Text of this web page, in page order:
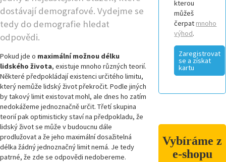
dostávají demografové. Vydejme se
tedy do demografie hledat
odpovědi.
Pokud jde o maximální možnou délku
lidského života, existuje mnoho různých teorií.
Některé předpokládají existenci určitého limitu,
který nemůže lidský život překročit. Podle jiných
by takový limit existovat mohl, ale dnes ho zatím
nedokážeme jednoznačně určit. Třetí skupina
teorií pak optimisticky staví na předpokladu, že
lidský život se může v budoucnu dále
prodlužovat a že jeho maximální dosažitelná
délka žádný jednoznačný limit nemá. Je tedy
patrné, že zde se odpovědi nedobereme.
kterou
můžeš
čerpat mnoho
výhod.
Zaregistrovat
se a získat
kartu
Vybíráme z
e-shopu